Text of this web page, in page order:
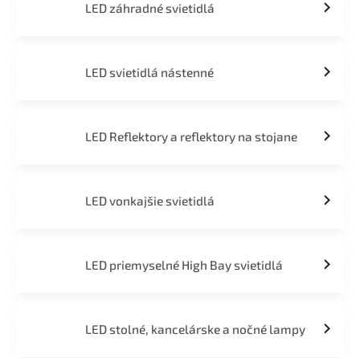
LED záhradné svietidlá
LED svietidlá nástenné
LED Reflektory a reflektory na stojane
LED vonkajšie svietidlá
LED priemyselné High Bay svietidlá
LED stolné, kancelárske a nočné lampy